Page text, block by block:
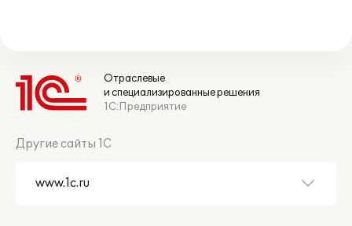
Отраслевые
и специализированные решения
1С:Предприятие
Другие сайты 1С